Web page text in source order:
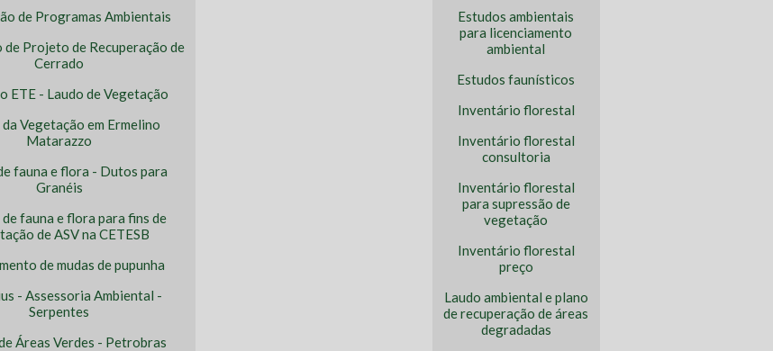
de Programas Ambientais
de Projeto de Recuperação de
Cerrado
ETE - Laudo de Vegetação
Vegetação em Ermelino
Matarazzo
fauna e flora - Dutos para
Granéis
fauna e flora para fins de
de ASV na CETESB
de mudas de pupunha
- Assessoria Ambiental -
Serpentes
Áreas Verdes - Petrobras
Estudos ambientais
para licenciamento
ambiental
Estudos faunísticos
Inventário florestal
Inventário florestal
consultoria
Inventário florestal
para supressão de
vegetação
Inventário florestal
preço
Laudo ambiental e plano
de recuperação de áreas
degradadas